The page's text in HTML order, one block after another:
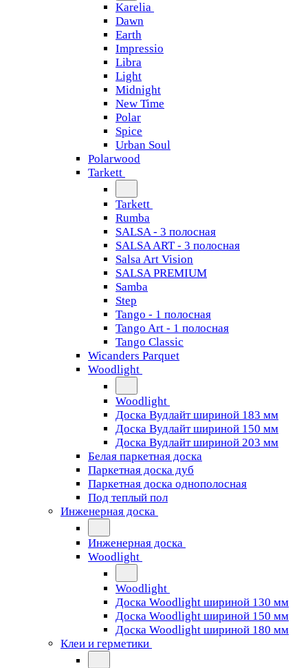
Karelia
Dawn
Earth
Impressio
Libra
Light
Midnight
New Time
Polar
Spice
Urban Soul
Polarwood
Tarkett
Tarkett
Rumba
SALSA - 3 полосная
SALSA ART - 3 полосная
Salsa Art Vision
SALSA PREMIUM
Samba
Step
Tango - 1 полосная
Tango Art - 1 полосная
Tango Classiс
Wicanders Parquet
Woodlight
Woodlight
Доска Вудлайт шириной 183 мм
Доска Вудлайт шириной 150 мм
Доска Вудлайт шириной 203 мм
Белая паркетная доска
Паркетная доска дуб
Паркетная доска однополосная
Под теплый пол
Инженерная доска
Инженерная доска
Woodlight
Woodlight
Доска Woodlight шириной 130 мм
Доска Woodlight шириной 150 мм
Доска Woodlight шириной 180 мм
Клеи и герметики